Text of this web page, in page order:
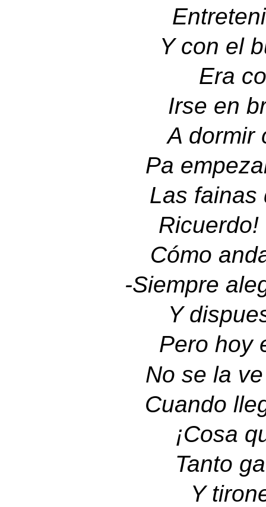
Y con el
Era
Irse en
A dormir
Pa
Las fainas
Ricuerdo!
Cómo
-Siempre
Y
Pero hoy
No se la
Cuando
¡Cosa
Tanto
Y